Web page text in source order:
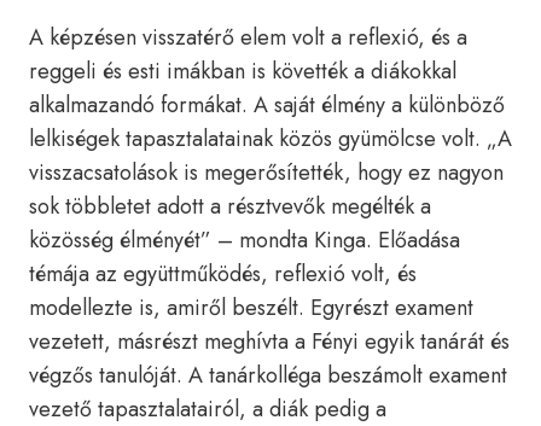
A képzésen visszatérő elem volt a reflexió, és a
reggeli és esti imákban is követték a diákokkal
alkalmazandó formákat. A saját élmény a különböző
lelkiségek tapasztalatainak közös gyümölcse volt. „A
visszacsatolások is megerősítették, hogy ez nagyon
sok többletet adott a résztvevők megélték a
közösség élményét” – mondta Kinga. Előadása
témája az együttműködés, reflexió volt, és
modellezte is, amiről beszélt. Egyrészt exament
vezetett, másrészt meghívta a Fényi egyik tanárát és
végzős tanulóját. A tanárkolléga beszámolt exament
vezető tapasztalatairól, a diák pedig a